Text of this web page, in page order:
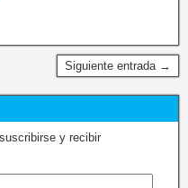
Siguiente entrada →
y recibir